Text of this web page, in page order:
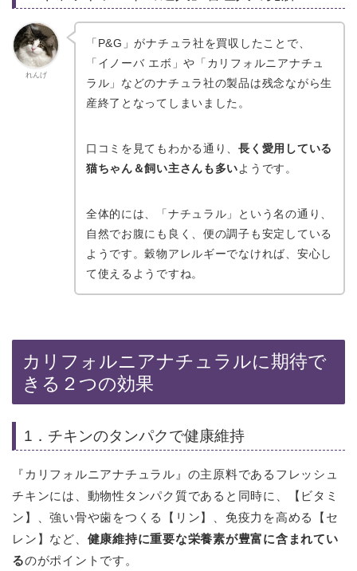
れんげ
「P&G」がナチュラ社を買収したことで、
「イノーバ エボ」や「カリフォルニアナチュ
ラル」などのナチュラ社の製品は残念ながら生
産終了となってしまいました。
口コミを見てもわかる通り、長く愛用している
猫ちゃん＆飼い主さんも多いようです。
全体的には、「ナチュラル」という名の通り、
自然でお腹にも良く、便の調子も安定している
ようです。穀物アレルギーでなければ、安心し
て使えるようですね。
カリフォルニアナチュラルに期待で
きる２つの効果
1．チキンのタンパクで健康維持
『カリフォルニアナチュラル』の主原料であるフレッシュ
チキンには、動物性タンパク質であると同時に、【ビタミ
ン】、強い骨や歯をつくる【リン】、免疫力を高める【セ
レン】など、 健康維持に重要な栄養素が豊富に含まれてい
るのがポイントです。